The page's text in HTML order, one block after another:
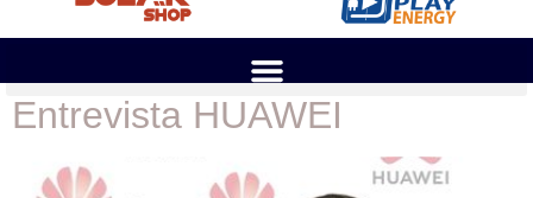
Entrevista HUAWEI